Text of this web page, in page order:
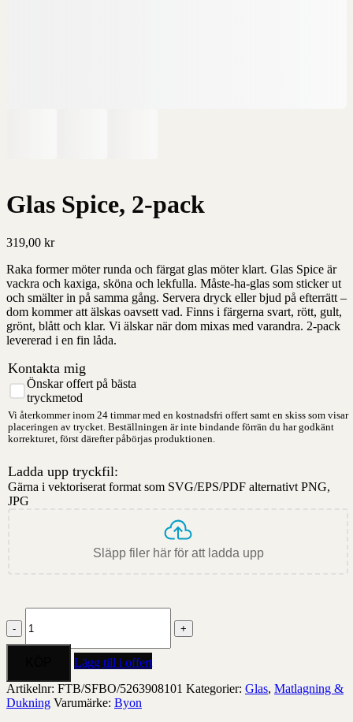
Glas Spice, 2-pack
319,00 kr
Raka former möter runda och färgat glas möter klart. Glas Spice är
vackra och kaxiga, sköna och lekfulla. Måste-ha-glas som sticker ut
och smälter in på samma gång. Servera dryck eller bjud på efterrätt –
dom kommer att älskas oavsett vad. Finns i färgerna svart, rött, gult,
grönt, blått och klar. Vi älskar när dom mixas med varandra. 2-pack
levererad i en fin låda.
Kontakta mig
Önskar offert på bästa
tryckmetod
Vi återkommer inom 24 timmar med en kostnadsfri offert samt en skiss som visar
placeringen av trycket. Beställningen är inte bindande förrän du har godkänt
korrekturet, först därefter påbörjas produktionen.
Ladda upp tryckfil:
Gärna i vektoriserat format som SVG/EPS/PDF alternativt PNG,
JPG
Släpp filer här för att ladda upp
Spice,
2-
Lägg till i offert
Artikelnr: FTB/SFBO/5263908101 Kategorier: Glas, Matlagning &
Dukning Varumärke: Byon